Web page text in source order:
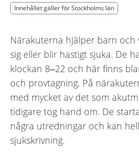
Innehållet gäller för Stockholms län
Innehållet gäller för Stockholms län
Närakuterna hjälper barn och
sig eller blir hastigt sjuka. De
klockan 8–22 och här finns
och provtagning. På
med mycket av det som
tidigare tog hand om. De
några utredningar och kan
sjukskrivning.